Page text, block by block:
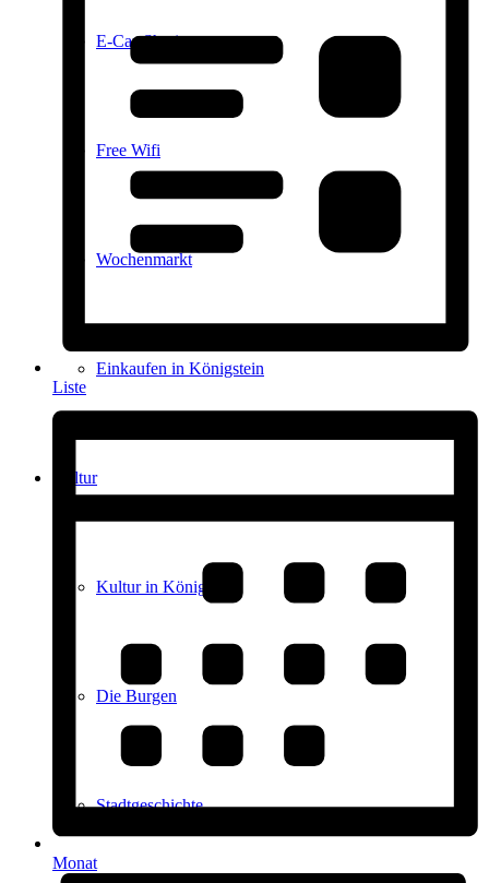
E-Car-Sharing
Free Wifi
Wochenmarkt
Einkaufen in Königstein
Kultur
Kultur in Königstein
Die Burgen
Stadtgeschichte
Liste
Monat